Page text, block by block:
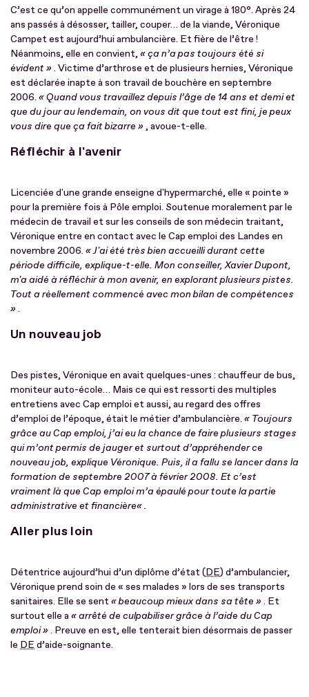
C’est ce qu’on appelle communément un virage à 180°. Après 24
ans passés à désosser, tailler, couper… de la viande, Véronique
Campet est aujourd’hui ambulancière. Et fière de l’être !
Néanmoins, elle en convient, « ça n’a pas toujours été si
évident » . Victime d’arthrose et de plusieurs hernies, Véronique
est déclarée inapte à son travail de bouchère en septembre
2006. « Quand vous travaillez depuis l’âge de 14 ans et demi et
que du jour au lendemain, on vous dit que tout est fini, je peux
vous dire que ça fait bizarre » , avoue-t-elle.
Réfléchir à l'avenir
Licenciée d'une grande enseigne d'hypermarché, elle « pointe »
pour la première fois à Pôle emploi. Soutenue moralement par le
médecin de travail et sur les conseils de son médecin traitant,
Véronique entre en contact avec le Cap emploi des Landes en
novembre 2006. « J'ai été très bien accueilli durant cette
période difficile, explique-t-elle. Mon conseiller, Xavier Dupont,
m'a aidé à réfléchir à mon avenir, en explorant plusieurs pistes.
Tout a réellement commencé avec mon bilan de compétences
» .
Un nouveau job
Des pistes, Véronique en avait quelques-unes : chauffeur de bus,
moniteur auto-école… Mais ce qui est ressorti des multiples
entretiens avec Cap emploi et aussi, au regard des offres
d’emploi de l’époque, était le métier d’ambulancière. « Toujours
grâce au Cap emploi, j’ai eu la chance de faire plusieurs stages
qui m’ont permis de jauger et surtout d’appréhender ce
nouveau job, explique Véronique. Puis, il a fallu se lancer dans la
formation de septembre 2007 à février 2008. Et c’est
vraiment là que Cap emploi m’a épaulé pour toute la partie
administrative et financière« .
Aller plus loin
Détentrice aujourd’hui d’un diplôme d’état (DE) d’ambulancier,
Véronique prend soin de « ses malades » lors de ses transports
sanitaires. Elle se sent« beaucoup mieux dans sa tête » . Et
surtout elle a« arrêté de culpabiliser grâce à l’aide du Cap
emploi » . Preuve en est, elle tenterait bien désormais de passer
le DE d’aide-soignante.